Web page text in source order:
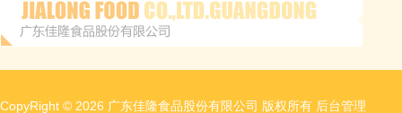
CopyRight © 2026 广东佳隆食品股份有限公司 版权所有 后台管理